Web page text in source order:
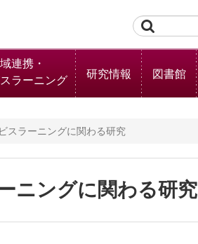
連携・
ラーニング
研究情報 図書館
スラーニングに関わる研究
ニングに関わる研究